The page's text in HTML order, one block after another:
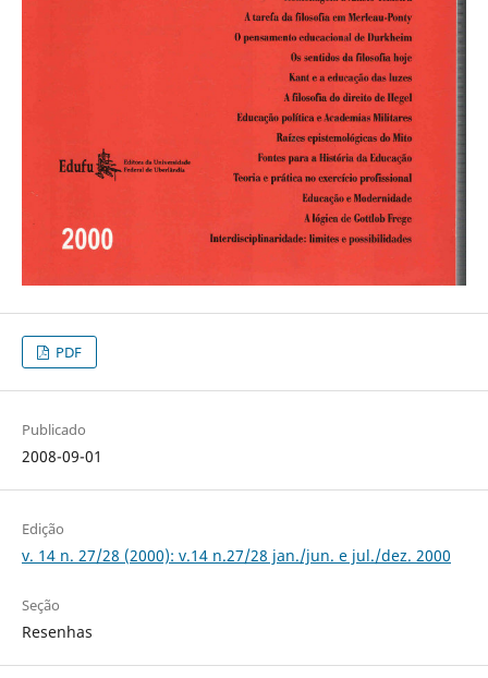
PDF
Publicado
2008-09-01
Edição
v. 14 n. 27/28 (2000): v.14 n.27/28 jan./jun. e jul./dez. 2000
Seção
Resenhas